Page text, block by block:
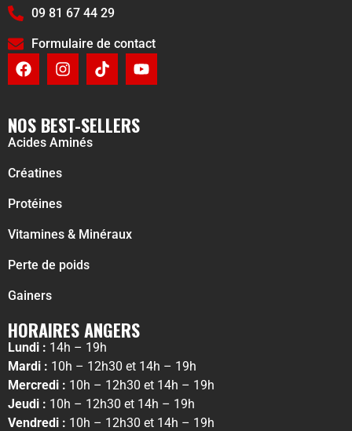
09 81 67 44 29
Formulaire de contact
NOS BEST-SELLERS
Acides Aminés
Créatines
Protéines
Vitamines & Minéraux
Perte de poids
Gainers
HORAIRES ANGERS
Lundi : 14h – 19h
Mardi : 10h – 12h30 et 14h – 19h
Mercredi : 10h – 12h30 et 14h – 19h
Jeudi : 10h – 12h30 et 14h – 19h
Vendredi : 10h – 12h30 et 14h – 19h